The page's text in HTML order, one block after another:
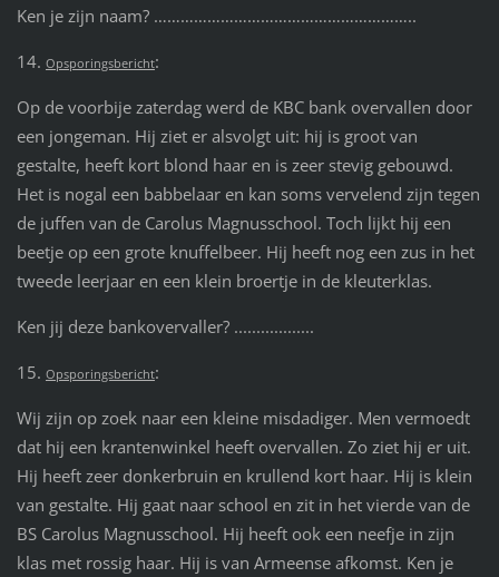
Ken je zijn naam? …………………………………………………..
14. Opsporingsbericht:
Op de voorbije zaterdag werd de KBC bank overvallen door
een jongeman. Hij ziet er alsvolgt uit: hij is groot van
gestalte, heeft kort blond haar en is zeer stevig gebouwd.
Het is nogal een babbelaar en kan soms vervelend zijn tegen
de juffen van de Carolus Magnusschool. Toch lijkt hij een
beetje op een grote knuffelbeer. Hij heeft nog een zus in het
tweede leerjaar en een klein broertje in de kleuterklas.
Ken jij deze bankovervaller? ..................
15. Opsporingsbericht:
Wij zijn op zoek naar een kleine misdadiger. Men vermoedt
dat hij een krantenwinkel heeft overvallen. Zo ziet hij er uit.
Hij heeft zeer donkerbruin en krullend kort haar. Hij is klein
van gestalte. Hij gaat naar school en zit in het vierde van de
BS Carolus Magnusschool. Hij heeft ook een neefje in zijn
klas met rossig haar. Hij is van Armeense afkomst. Ken je